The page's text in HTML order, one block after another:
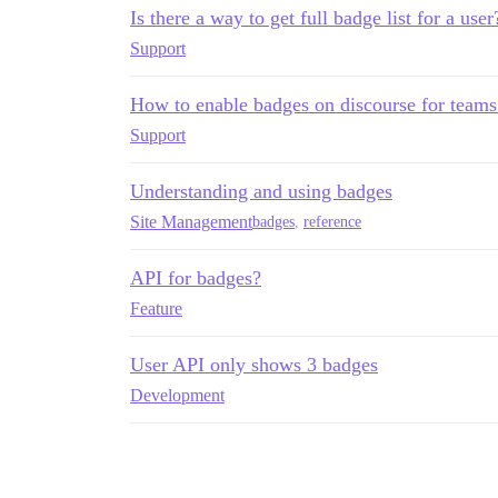
Is there a way to get full badge list for a
Support
How to enable badges on discourse for
Support
Understanding and using badges
Site Managementbadges, reference
API for badges?
Feature
User API only shows 3 badges
Development